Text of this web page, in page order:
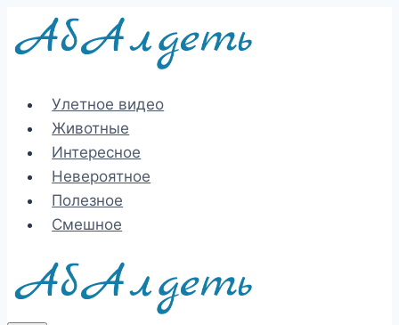
Перейти
Улетное видео
Животные
Интересное
Невероятное
Полезное
Смешное